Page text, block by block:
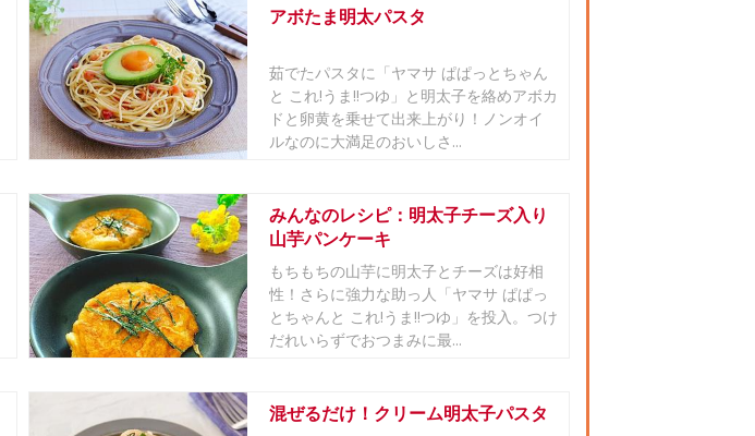
アボたま明太パスタ
茹でたパスタに「ヤマサ ぱぱっとちゃん
と これ!うま!!つゆ」と明太子を絡めアボカ
ドと卵黄を乗せて出来上がり！ノンオイ
ルなのに大満足のおいしさ...
みんなのレシピ：明太子チーズ入り
山芋パンケーキ
もちもちの山芋に明太子とチーズは好相
性！さらに強力な助っ人「ヤマサ ぱぱっ
とちゃんと これ!うま!!つゆ」を投入。つけ
だれいらずでおつまみに最...
混ぜるだけ！クリーム明太子パスタ